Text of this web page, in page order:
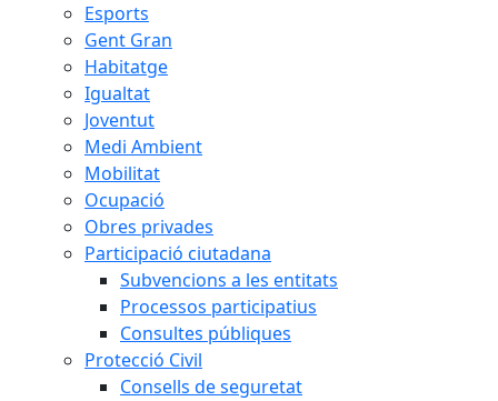
Esports
Gent Gran
Habitatge
Igualtat
Joventut
Medi Ambient
Mobilitat
Ocupació
Obres privades
Participació ciutadana
Subvencions a les entitats
Processos participatius
Consultes públiques
Protecció Civil
Consells de seguretat